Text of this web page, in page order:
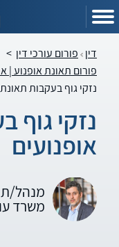
דין פורום עורכי דין >
פורום תאונת אופנוע |
נזקי גוף בעקבות
נזקי גוף
אופנועים
מנהל/ת
משרד